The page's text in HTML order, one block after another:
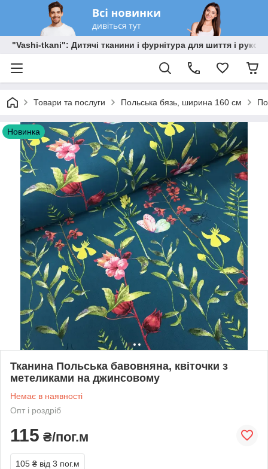
"Vashi-tkani": Дитячі тканини і фурнітура для шиття і
Товари та послуги Польська бязь, ширина 160 см
Новинка
Тканина Польська бавовняна, квіточки з
метеликами на джинсовому
Немає в наявності
Опт і роздріб
115 ₴/пог.м
105 ₴ від 3 пог.м